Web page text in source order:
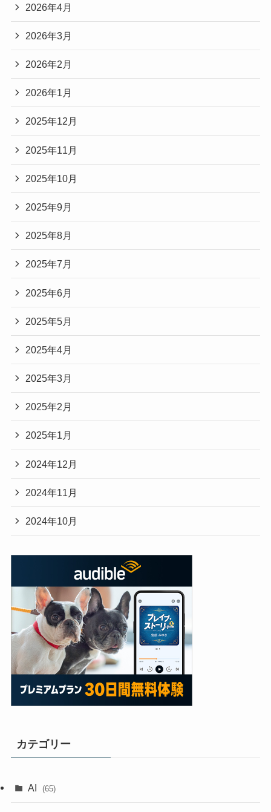
2026年4月
2026年3月
2026年2月
2026年1月
2025年12月
2025年11月
2025年10月
2025年9月
2025年8月
2025年7月
2025年6月
2025年5月
2025年4月
2025年3月
2025年2月
2025年1月
2024年12月
2024年11月
2024年10月
カテゴリー
AI (65)